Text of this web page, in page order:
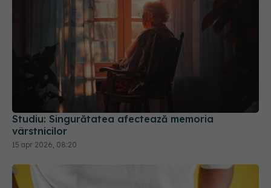
Studiu: Singurătatea afectează memoria
vârstnicilor
15 apr 2026, 08:20